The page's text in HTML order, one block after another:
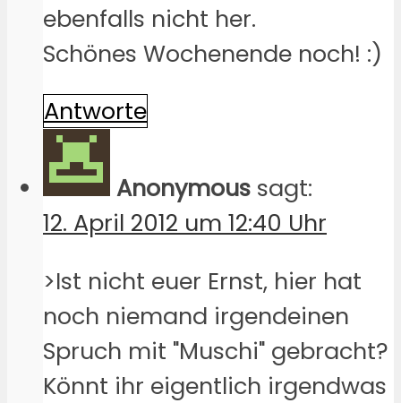
ebenfalls nicht her.
Schönes Wochenende noch! :)
Antworte
Anonymous sagt:
12. April 2012 um 12:40 Uhr
>Ist nicht euer Ernst, hier hat
noch niemand irgendeinen
Spruch mit "Muschi" gebracht?
Könnt ihr eigentlich irgendwas